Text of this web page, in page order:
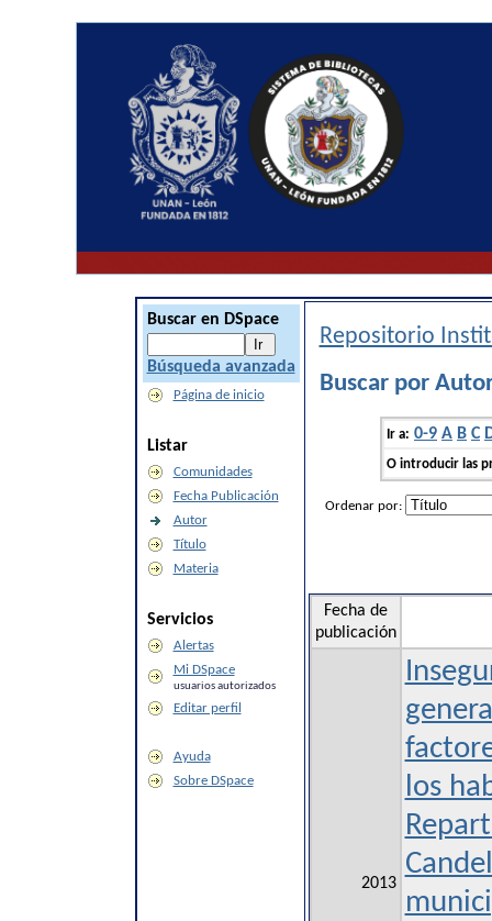
Buscar en DSpace
Búsqueda avanzada
Página de inicio
Listar
Comunidades
Fecha Publicación
Autor
Título
Materia
Servicios
Alertas
Mi DSpace
usuarios autorizados
Editar perfil
Ayuda
Sobre DSpace
Repositorio
Buscar por
Ir a: 0-9 A B C
O introducir las
Ordenar por:
Fecha de
publicación
2013
los